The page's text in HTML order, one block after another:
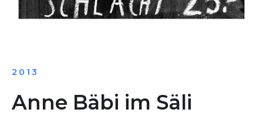
2013
Anne Bäbi im Säli